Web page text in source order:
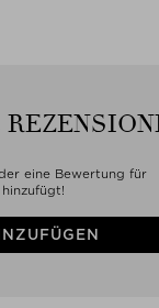
eine Bewertung für